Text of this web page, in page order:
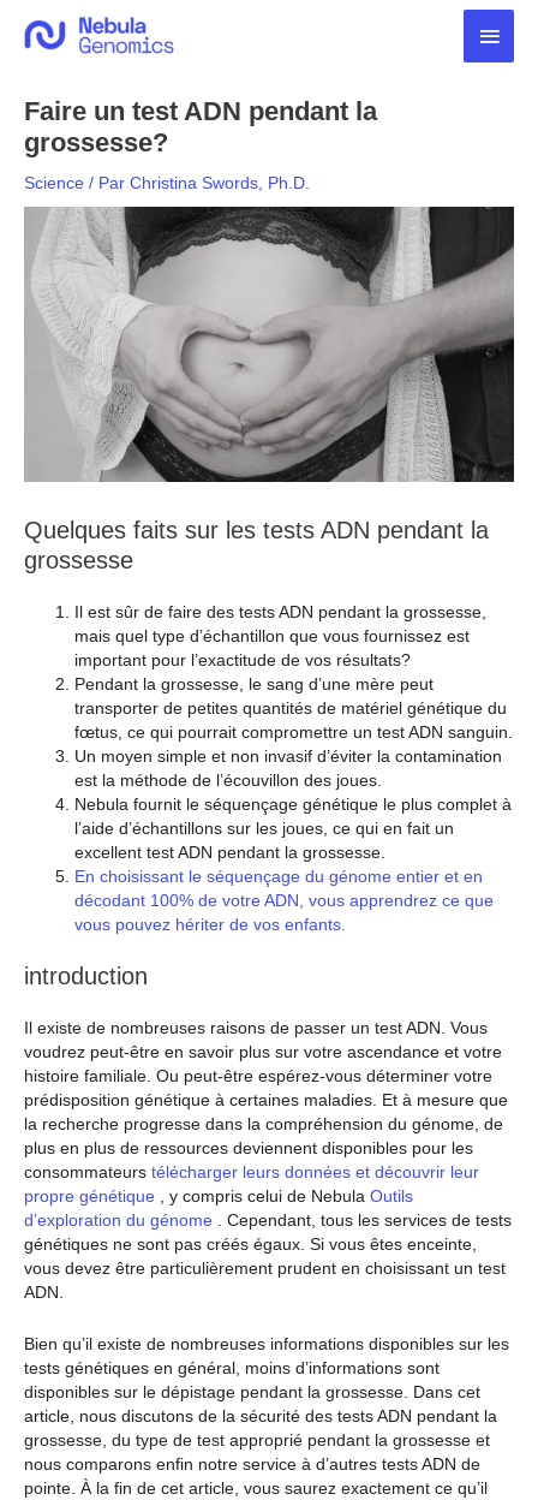
Faire un test ADN pendant la
grossesse?
Science / Par Christina Swords, Ph.D.
Quelques faits sur les tests ADN pendant la
grossesse
Il est sûr de faire des tests ADN pendant la grossesse,
mais quel type d’échantillon que vous fournissez est
important pour l’exactitude de vos résultats?
Pendant la grossesse, le sang d’une mère peut
transporter de petites quantités de matériel génétique du
fœtus, ce qui pourrait compromettre un test ADN sanguin.
Un moyen simple et non invasif d’éviter la contamination
est la méthode de l’écouvillon des joues.
Nebula fournit le séquençage génétique le plus complet à
l’aide d’échantillons sur les joues, ce qui en fait un
excellent test ADN pendant la grossesse.
En choisissant le séquençage du génome entier et en
décodant 100% de votre ADN, vous apprendrez ce que
vous pouvez hériter de vos enfants.
introduction
Il existe de nombreuses raisons de passer un test ADN. Vous
voudrez peut-être en savoir plus sur votre ascendance et votre
histoire familiale. Ou peut-être espérez-vous déterminer votre
prédisposition génétique à certaines maladies. Et à mesure que
la recherche progresse dans la compréhension du génome, de
plus en plus de ressources deviennent disponibles pour les
consommateurs télécharger leurs données et découvrir leur
propre génétique , y compris celui de Nebula Outils
d’exploration du génome . Cependant, tous les services de tests
génétiques ne sont pas créés égaux. Si vous êtes enceinte,
vous devez être particulièrement prudent en choisissant un test
ADN.
Bien qu’il existe de nombreuses informations disponibles sur les
tests génétiques en général, moins d’informations sont
disponibles sur le dépistage pendant la grossesse. Dans cet
article, nous discutons de la sécurité des tests ADN pendant la
grossesse, du type de test approprié pendant la grossesse et
nous comparons enfin notre service à d’autres tests ADN de
pointe. À la fin de cet article, vous saurez exactement ce qu’il